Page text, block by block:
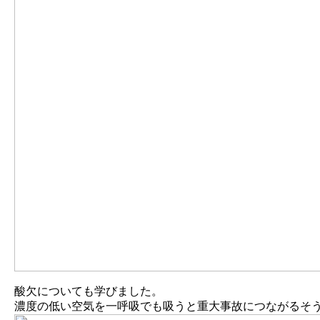
酸欠についても学びました。
濃度の低い空気を一呼吸でも吸うと重大事故につながるそ